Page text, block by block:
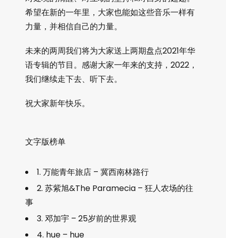
希望在新的一年里，大家也能如这些音乐一样有
力量，并相信自己的力量。
未来的两周我们将为大家送上两期盘点2021年华
语专辑的节目。感谢大家一年来的支持，2022，
我们继续走下去、听下去。
祝大家新年快乐。
文字版榜单
1. 万能青年旅店 – 冀西南林路行
2. 苏紫旭&The Paramecia – 狂人农场的往
事
3. 邓加宇 – 25岁前的世界观
4. hue – hue